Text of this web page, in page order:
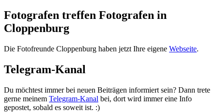
Fotografen treffen Fotografen in
Cloppenburg
Die Fotofreunde Cloppenburg haben jetzt Ihre eigene Webseite.
Telegram-Kanal
Du möchtest immer bei neuen Beiträgen informiert sein? Dann trete
gerne meinem Telegram-Kanal bei, dort wird immer eine Info
gepostet, sobald es soweit ist. :)